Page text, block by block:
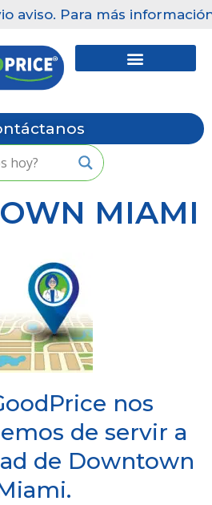
Para más información,
MIAMI
nos
de servir a
de Downtown